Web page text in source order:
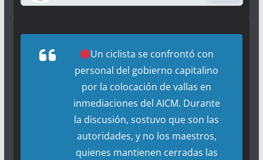
Un ciclista se confrontó con
personal del gobierno capitalino
por la colocación de vallas en
inmediaciones del AICM. Durante
la discusión, sostuvo que son las
autoridades, y no los maestros,
quienes mantienen cerradas las